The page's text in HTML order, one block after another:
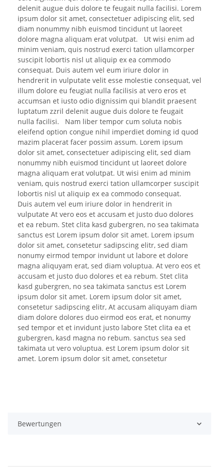
delenit augue duis dolore te feugait nulla facilisi. Lorem
ipsum dolor sit amet, consectetuer adipiscing elit, sed
diam nonummy nibh euismod tincidunt ut laoreet
dolore magna aliquam erat volutpat. Ut wisi enim ad
minim veniam, quis nostrud exerci tation ullamcorper
suscipit lobortis nisl ut aliquip ex ea commodo
consequat. Duis autem vel eum iriure dolor in
hendrerit in vulputate velit esse molestie consequat, vel
illum dolore eu feugiat nulla facilisis at vero eros et
accumsan et iusto odio dignissim qui blandit praesent
luptatum zzril delenit augue duis dolore te feugait
nulla facilisi. Nam liber tempor cum soluta nobis
eleifend option congue nihil imperdiet doming id quod
mazim placerat facer possim assum. Lorem ipsum
dolor sit amet, consectetuer adipiscing elit, sed diam
nonummy nibh euismod tincidunt ut laoreet dolore
magna aliquam erat volutpat. Ut wisi enim ad minim
veniam, quis nostrud exerci tation ullamcorper suscipit
lobortis nisl ut aliquip ex ea commodo consequat.
Duis autem vel eum iriure dolor in hendrerit in
vulputate At vero eos et accusam et justo duo dolores
et ea rebum. Stet clita kasd gubergren, no sea takimata
sanctus est Lorem ipsum dolor sit amet. Lorem ipsum
dolor sit amet, consetetur sadipscing elitr, sed diam
nonumy eirmod tempor invidunt ut labore et dolore
magna aliquyam erat, sed diam voluptua. At vero eos et
accusam et justo duo dolores et ea rebum. Stet clita
kasd gubergren, no sea takimata sanctus est Lorem
ipsum dolor sit amet. Lorem ipsum dolor sit amet,
consetetur sadipscing elitr, At accusam aliquyam diam
diam dolore dolores duo eirmod eos erat, et nonumy
sed tempor et et invidunt justo labore Stet clita ea et
gubergren, kasd magna no rebum. sanctus sea sed
takimata ut vero voluptua. est Lorem ipsum dolor sit
amet. Lorem ipsum dolor sit amet, consetetur
Bewertungen